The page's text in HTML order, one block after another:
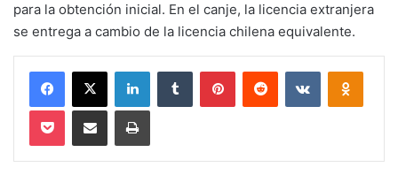
para la obtención inicial. En el canje, la licencia extranjera
se entrega a cambio de la licencia chilena equivalente.
Facebook
X LinkedInTumblr PinterestReddit VKontakte
Pocket Compartir via email Imprimir